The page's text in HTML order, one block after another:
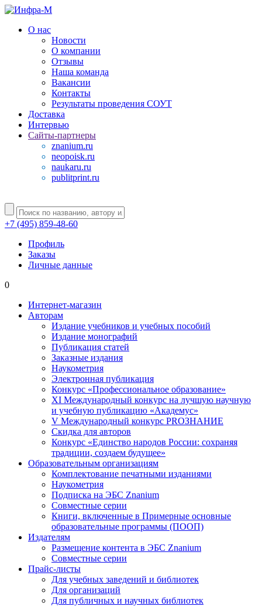
О нас
Новости
О компании
Отзывы
Наша команда
Вакансии
Контакты
Результаты проведения СОУТ
Доставка
Интервью
Сайты-партнеры
znanium.ru
neopoisk.ru
naukaru.ru
publitprint.ru
+7 (495) 859-48-60
Профиль
Заказы
Личные данные
0
Интернет-магазин
Авторам
Издание учебников и учебных пособий
Издание монографий
Публикация статей
Заказные издания
Наукометрия
Электронная публикация
Конкурс «Профессиональное образование»
XI Международный конкурс на лучшую научную
и учебную публикацию «Академус»
V Международный конкурс PROЗНАНИЕ
Скидка для авторов
Конкурс «Единство народов России: сохраняя
традиции, создаем будущее»
Образовательным организациям
Комплектование печатными изданиями
Наукометрия
Подписка на ЭБС Znanium
Совместные серии
Книги, включенные в Примерные основные
образовательные программы (ПООП)
Издателям
Размещение контента в ЭБС Znanium
Совместные серии
Прайс-листы
Для учебных заведений и библиотек
Для организаций
Для публичных и научных библиотек